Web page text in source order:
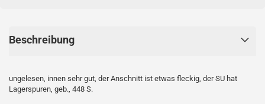
Beschreibung
ungelesen, innen sehr gut, der Anschnitt ist etwas fleckig, der SU hat
Lagerspuren, geb., 448 S.